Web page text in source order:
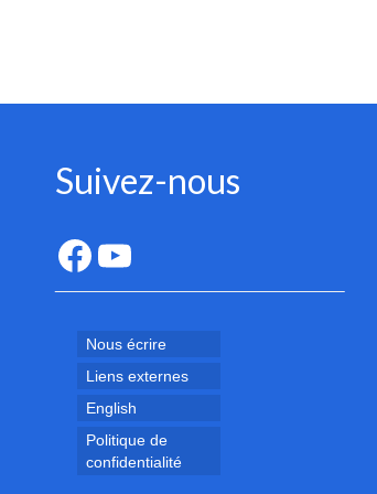
Suivez-nous
Facebook
YouTube
Nous écrire
Liens externes
English
Politique de
confidentialité